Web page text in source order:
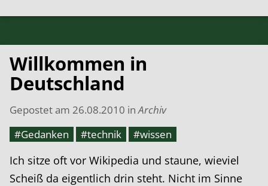
Willkommen in
Deutschland
Gepostet am 26.08.2010 inArchiv
#Gedanken
#technik
#wissen
Ich sitze oft vor Wikipedia und staune, wieviel
Scheiß da eigentlich drin steht. Nicht im Sinne